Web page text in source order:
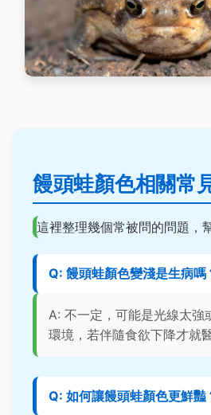
饅頭蛙顏色相關常
這裡整理幾個常被問的問題，
Q: 饅頭蛙顏色變淺是生病嗎
A: 不一定，可能是光線太強
環境，若伴隨食欲下降才就醫
Q: 如何讓饅頭蛙顏色更鮮豔